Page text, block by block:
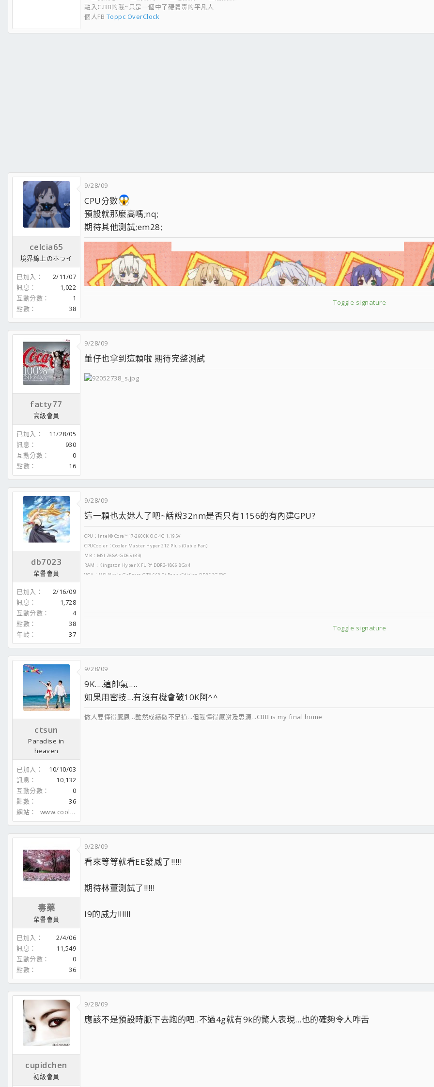
融入C.BB的我~只是一個中了硬體毒的平凡人
個人FB Toppc OverClock
celcia65
境界線上のホライ
已加入
2/11/07
訊息
1,022
互動分數
1
點數
38
9/28/09
CPU分數
預設就那麼高嗎;nq;
期待其他測試;em28;
Toggle signature
CPU:I7 4960X(ES) MB:ASUS P9X79 DELUXE
CPU COOLER： NOCTUA NH-12US
VGA:GTX1070 G1 GAMING 8G
RAM:Micron Ballistix D3 1866 8G(8G*2)*4
PSU:Tt Toughpower Grand 1200W CASE:CORSAIR Graphite 760T
fatty77
高級會員
已加入
11/28/05
訊息
930
互動分數
0
點數
16
9/28/09
董仔也拿到這顆啦 期待完整測試
db7023
榮譽會員
已加入
2/16/09
訊息
1,728
互動分數
4
點數
38
年齡
37
9/28/09
這一顆也太迷人了吧~話說32nm是否只有1156的有內建GPU?
Toggle signature
CPU：Intel® Core™ i7-2600K O.C 4G 1.195V
CPUCooler：Cooler Master Hyper 212 Plus (Duble Fan)
MB：MSI Z68A-GD65 (B3)
RAM：Kingston Hyper X FURY DDR3-1866 8Gx4
VGA：MSI Nvdia GeForce GTX 660 Ti PowerEdition DDR5 2G/OC
OS:Microsoft Windows 7 Ultimate X64
ctsun
Paradise in
heaven
已加入
10/10/03
訊息
10,132
互動分數
0
點數
36
網站
www.coolaler.com
9/28/09
9K....這帥氣....
如果用密技...有沒有機會破10K阿^^
做人要懂得感恩...雖然成績微不足道...但我懂得感謝及思源...CBB is my final home
毒藥
榮譽會員
已加入
2/4/06
訊息
11,549
互動分數
0
點數
36
9/28/09
看來等等就看EE發威了!!!!!
期待林董測試了!!!!!
I9的威力!!!!!!
cupidchen
初級會員
9/28/09
應該不是預設時脈下去跑的吧..不過4g就有9k的驚人表現...也的確夠令人咋舌